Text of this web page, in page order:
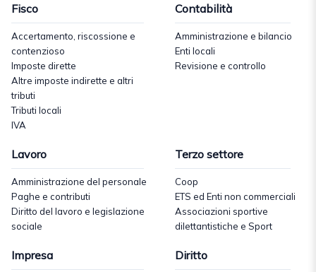
Fisco
Accertamento, riscossione e
contenzioso
Imposte dirette
Altre imposte indirette e altri
tributi
Tributi locali
IVA
Contabilità
Amministrazione e bilancio
Enti locali
Revisione e controllo
Lavoro
Amministrazione del personale
Paghe e contributi
Diritto del lavoro e legislazione
sociale
Terzo settore
Coop
ETS ed Enti non commerciali
Associazioni sportive
dilettantistiche e Sport
Impresa Diritto